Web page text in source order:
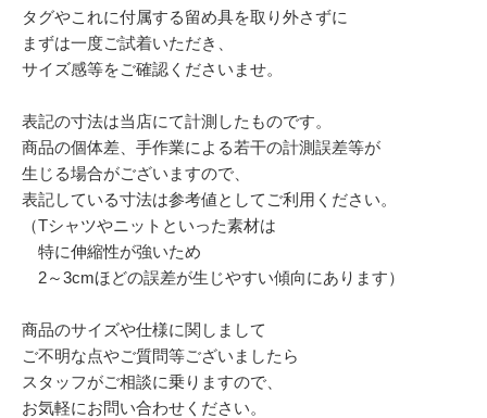
タグやこれに付属する留め具を取り外さずに
まずは一度ご試着いただき、
サイズ感等をご確認くださいませ。
表記の寸法は当店にて計測したものです。
商品の個体差、手作業による若干の計測誤差等が
生じる場合がございますので、
表記している寸法は参考値としてご利用ください。
（Tシャツやニットといった素材は
特に伸縮性が強いため
2～3cmほどの誤差が生じやすい傾向にあります）
商品のサイズや仕様に関しまして
ご不明な点やご質問等ございましたら
スタッフがご相談に乗りますので、
お気軽にお問い合わせください。